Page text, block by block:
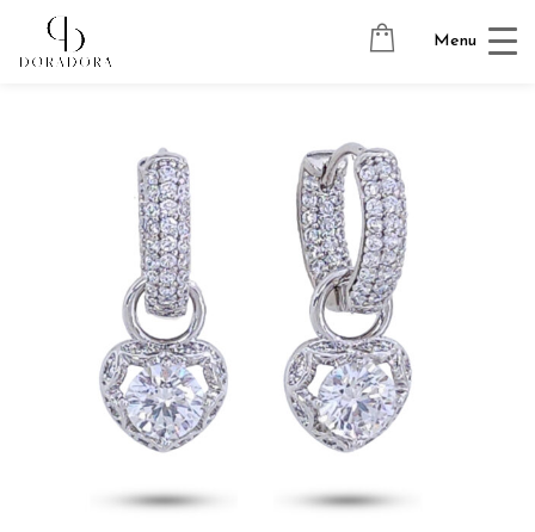
Menu
Avaleht Ripatsitega kõrvarõngad
→
SUMMER LOVE